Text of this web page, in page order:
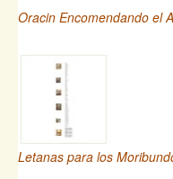
Oracin Encomendando el
Letanas para los